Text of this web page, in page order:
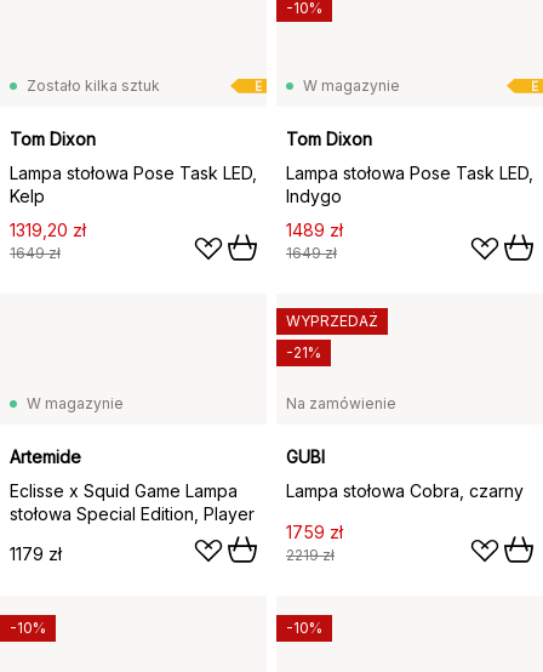
E
Zostało kilka sztuk
Tom Dixon
Lampa stołowa Pose Task LED,
Kelp
1319,20 zł
1649 zł
E
W magazynie
Tom Dixon
Lampa stołowa Pose Task LED,
Indygo
1489 zł
1649 zł
-10%
W magazynie
Artemide
Eclisse x Squid Game Lampa
stołowa Special Edition, Player
1179 zł
Na zamówienie
GUBI
Lampa stołowa Cobra, czarny
1759 zł
2219 zł
WYPRZEDAŻ
-21%
-10% -10%